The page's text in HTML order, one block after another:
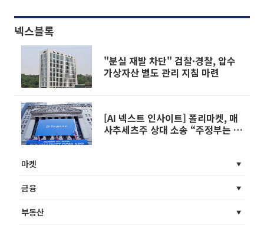
넥스블록
"분실 재발 차단" 검찰·경찰, 압수
가상자산 별도 관리 지침 마련
[AI 넥스트 인사이트] 폴리마켓, 매
사추세츠주 상대 소송 “주정부는 규
마켓
금융
부동산